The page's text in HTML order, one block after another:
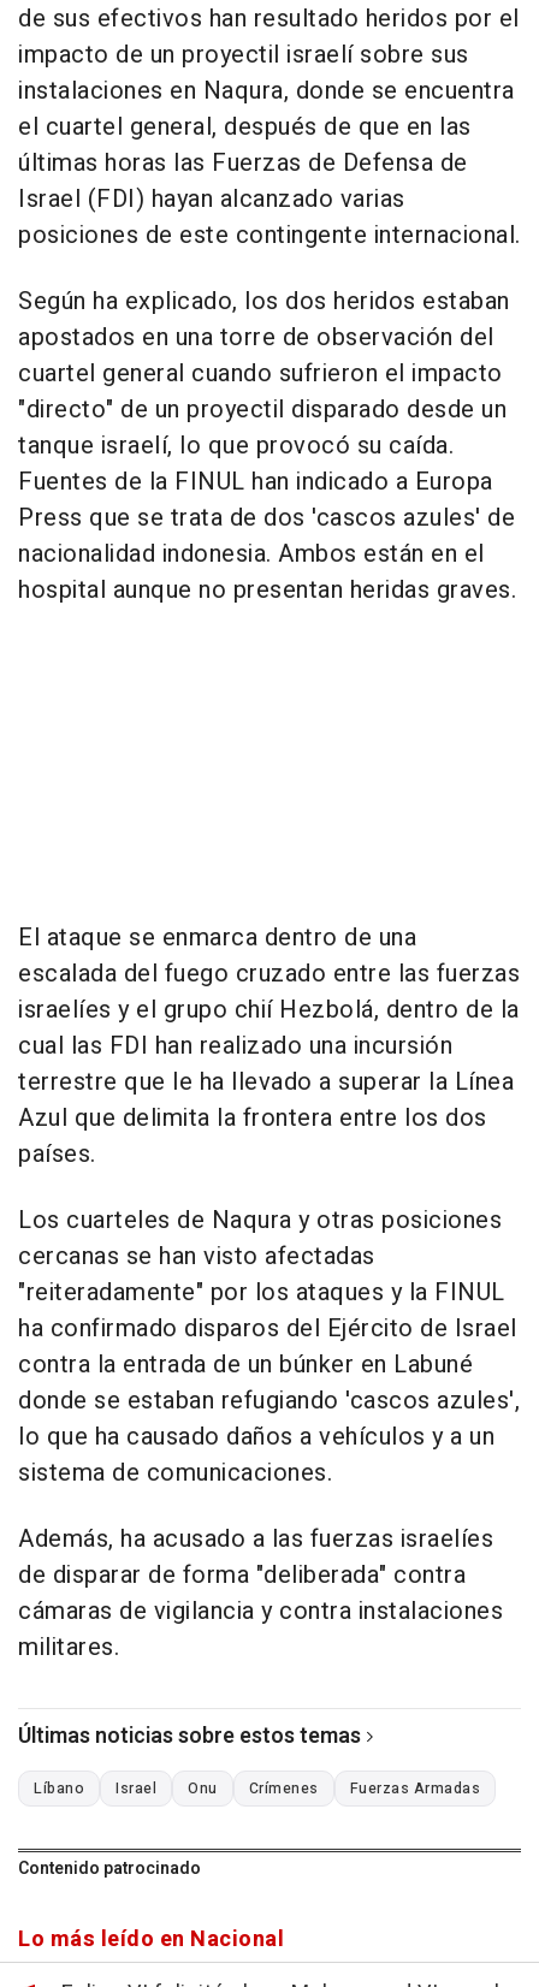
de sus efectivos han resultado heridos por el
impacto de un proyectil israelí sobre sus
instalaciones en Naqura, donde se encuentra
el cuartel general, después de que en las
últimas horas las Fuerzas de Defensa de
Israel (FDI) hayan alcanzado varias
posiciones de este contingente internacional.
Según ha explicado, los dos heridos estaban
apostados en una torre de observación del
cuartel general cuando sufrieron el impacto
"directo" de un proyectil disparado desde un
tanque israelí, lo que provocó su caída.
Fuentes de la FINUL han indicado a Europa
Press que se trata de dos 'cascos azules' de
nacionalidad indonesia. Ambos están en el
hospital aunque no presentan heridas graves.
El ataque se enmarca dentro de una
escalada del fuego cruzado entre las fuerzas
israelíes y el grupo chií Hezbolá, dentro de la
cual las FDI han realizado una incursión
terrestre que le ha llevado a superar la Línea
Azul que delimita la frontera entre los dos
países.
Los cuarteles de Naqura y otras posiciones
cercanas se han visto afectadas
"reiteradamente" por los ataques y la FINUL
ha confirmado disparos del Ejército de Israel
contra la entrada de un búnker en Labuné
donde se estaban refugiando 'cascos azules',
lo que ha causado daños a vehículos y a un
sistema de comunicaciones.
Además, ha acusado a las fuerzas israelíes
de disparar de forma "deliberada" contra
cámaras de vigilancia y contra instalaciones
militares.
Últimas noticias sobre estos temas
Líbano Israel Onu Crímenes Fuerzas Armadas
Contenido patrocinado
Lo más leído en Nacional